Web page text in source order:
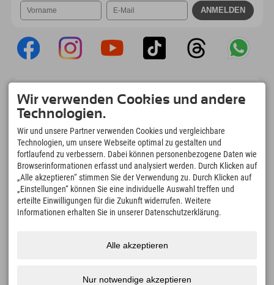
Upload Deiner #ExplorerMoments, Mein
Explorer To Go mit Buchungsübersicht,
downloaden!
Zeit für Explorer Moments
166
Bergseen und Erlebnisbäder
4.634km
Pisten zum Skifahren und
Snowboarden
uns weiter
Wir verwenden Cookies und andere
Technologien.
Wir und unsere Partner verwenden Cookies und vergleichbare
Technologien, um unsere Webseite optimal zu gestalten und
fortlaufend zu verbessern. Dabei können personenbezogene Daten wie
Browserinformationen erfasst und analysiert werden. Durch Klicken auf
„Alle akzeptieren“ stimmen Sie der Verwendung zu. Durch Klicken auf
„Einstellungen“ können Sie eine individuelle Auswahl treffen und
erteilte Einwilligungen für die Zukunft widerrufen. Weitere
Informationen erhalten Sie in unserer Datenschutzerklärung.
Alle akzeptieren
Nur notwendige akzeptieren